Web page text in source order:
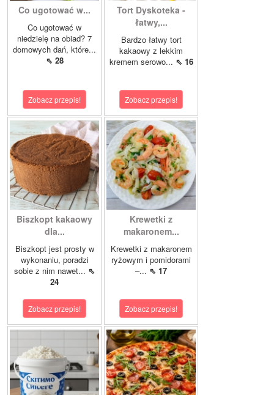
Co ugotować w...
Co ugotować w
niedzielę na obiad? 7
domowych dań, które...
⇖ 28
Zobacz przepis!
Tort Dyskoteka -
łatwy,...
Bardzo łatwy tort
kakaowy z lekkim
kremem serowo... ⇖ 16
Zobacz przepis!
Biszkopt kakaowy
dla...
Biszkopt jest prosty w
wykonaniu, poradzi
sobie z nim nawet... ⇖
24
Zobacz przepis!
Krewetki z
makaronem...
Krewetki z makaronem
ryżowym i pomidorami
–... ⇖ 17
Zobacz przepis!